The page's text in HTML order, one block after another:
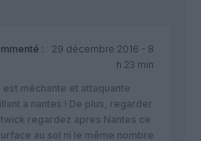
:
29 décembre 2016 - 8
h 23 min
méchante et attaquante
a nantes ! De plus, regarder
regardez apres Nantes ce
au sol ni le même nombre